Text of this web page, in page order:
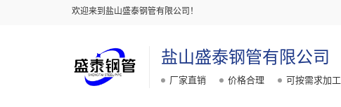
欢迎来到盐山盛泰钢管有限公司！
盐山盛泰钢管有限公司
厂家直销 价格合理 可按需求加工